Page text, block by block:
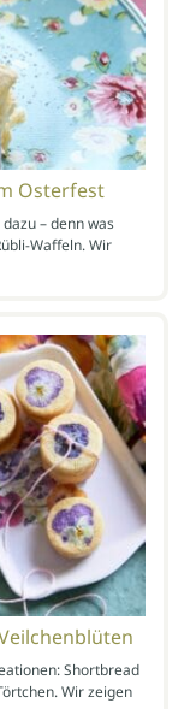
Osterfest
– denn was
Waffeln. Wir
Shortbread
Wir zeigen